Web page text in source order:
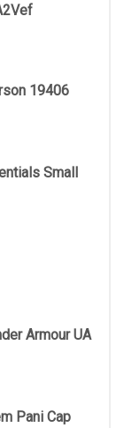
19406
Small
Armour UA
Pani Cap